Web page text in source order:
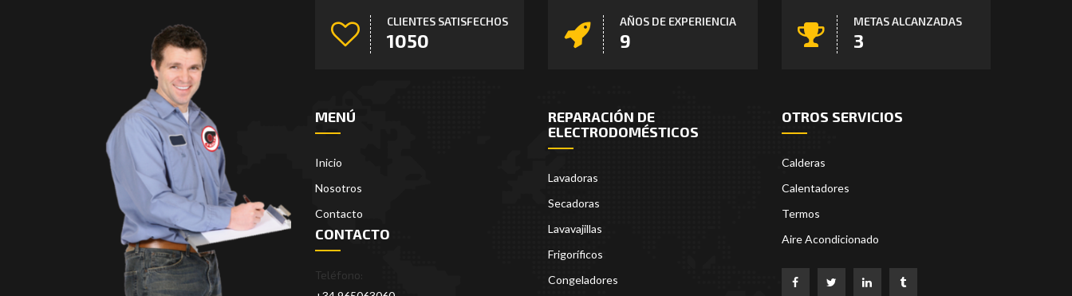
CLIENTES SATISFECHOS
1409
MENÚ
Inicio
Nosotros
Contacto
CONTACTO
Teléfono:
AÑOS DE EXPERIENCIA
12
REPARACIÓN DE
ELECTRODOMÉSTICOS
Lavadoras
Secadoras
Lavavajillas
Frigoríficos
Congeladores
METAS ALCANZADAS
4
OTROS SERVICIOS
Calderas
Calentadores
Termos
Aire Acondicionado